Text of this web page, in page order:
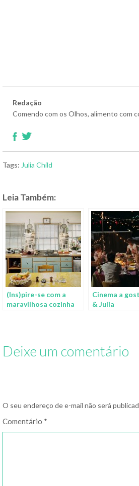
Redação
Comendo com os Olhos, alimento com
Tags: Julia Child
Leia Também:
(Ins)pire-se com a
maravilhosa cozinha
Cinema a
& Julia
Deixe um comentário
O seu endereço de e-mail não será
Comentário *